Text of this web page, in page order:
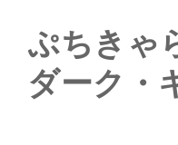
ぷちきゃ
ダーク・